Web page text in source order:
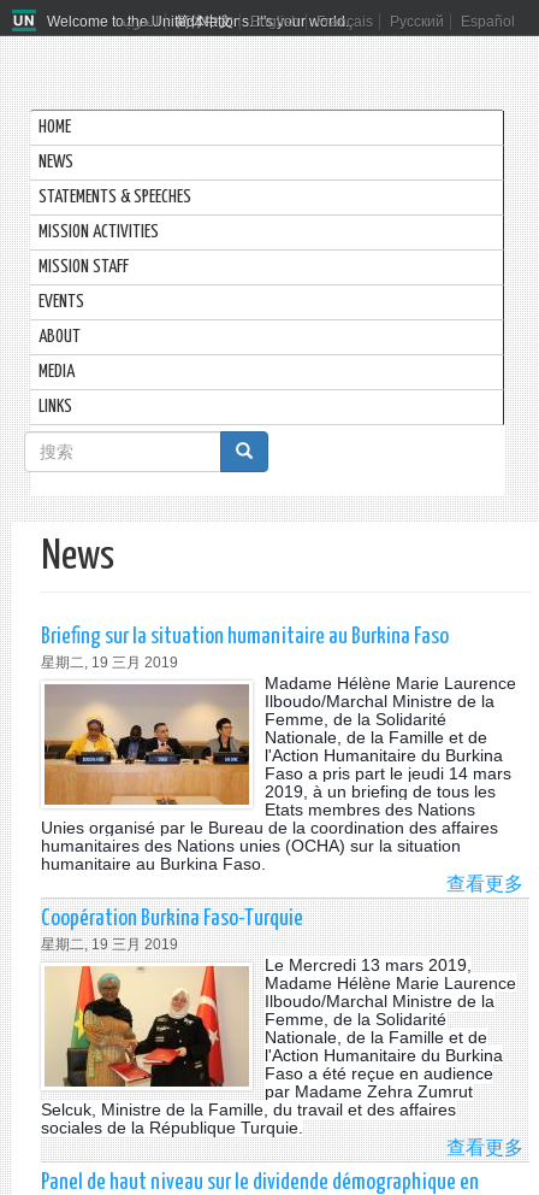
Welcome to the United Nations. It's your world.
العربية 简体中文 English Français Русский Español
HOME
NEWS
STATEMENTS & SPEECHES
MISSION ACTIVITIES
MISSION STAFF
EVENTS
ABOUT
MEDIA
LINKS
搜
索
表
单
搜索
News
Briefing sur la situation humanitaire au Burkina Faso
星期二, 19 三月 2019
Madame Hélène Marie Laurence
Ilboudo/Marchal Ministre de la
Femme, de la Solidarité
Nationale, de la Famille et de
l'Action Humanitaire du Burkina
Faso a pris part le jeudi 14 mars
2019, à un briefing de tous les
Etats membres des Nations
Unies organisé par le Bureau de la coordination des affaires
humanitaires des Nations unies (OCHA) sur la situation
humanitaire au Burkina Faso.
查看更多
LA
AU
Coopération Burkina Faso-Turquie
星期二, 19 三月 2019
Le Mercredi 13 mars 2019,
Madame Hélène Marie Laurence
Ilboudo/Marchal Ministre de la
Femme, de la Solidarité
Nationale, de la Famille et de
l'Action Humanitaire du Burkina
Faso a été reçue en audience
par Madame Zehra Zumrut
Selcuk, Ministre de la Famille, du travail et des affaires
sociales de la République Turquie.
查看更多
Panel de haut niveau sur le dividende démographique en